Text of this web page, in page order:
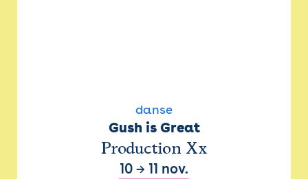
danse
Gush is Great
Production Xx
10 → 11 nov.